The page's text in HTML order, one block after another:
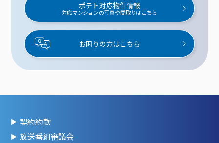
ポテト対応物件情報
対応マンションの写真や間取りはこちら
お困りの方はこちら
契約約款
放送番組審議会